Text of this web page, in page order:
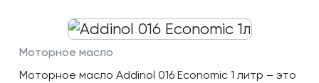
Моторное масло
Моторное масло Addinol 016 Economic 1 литр – это